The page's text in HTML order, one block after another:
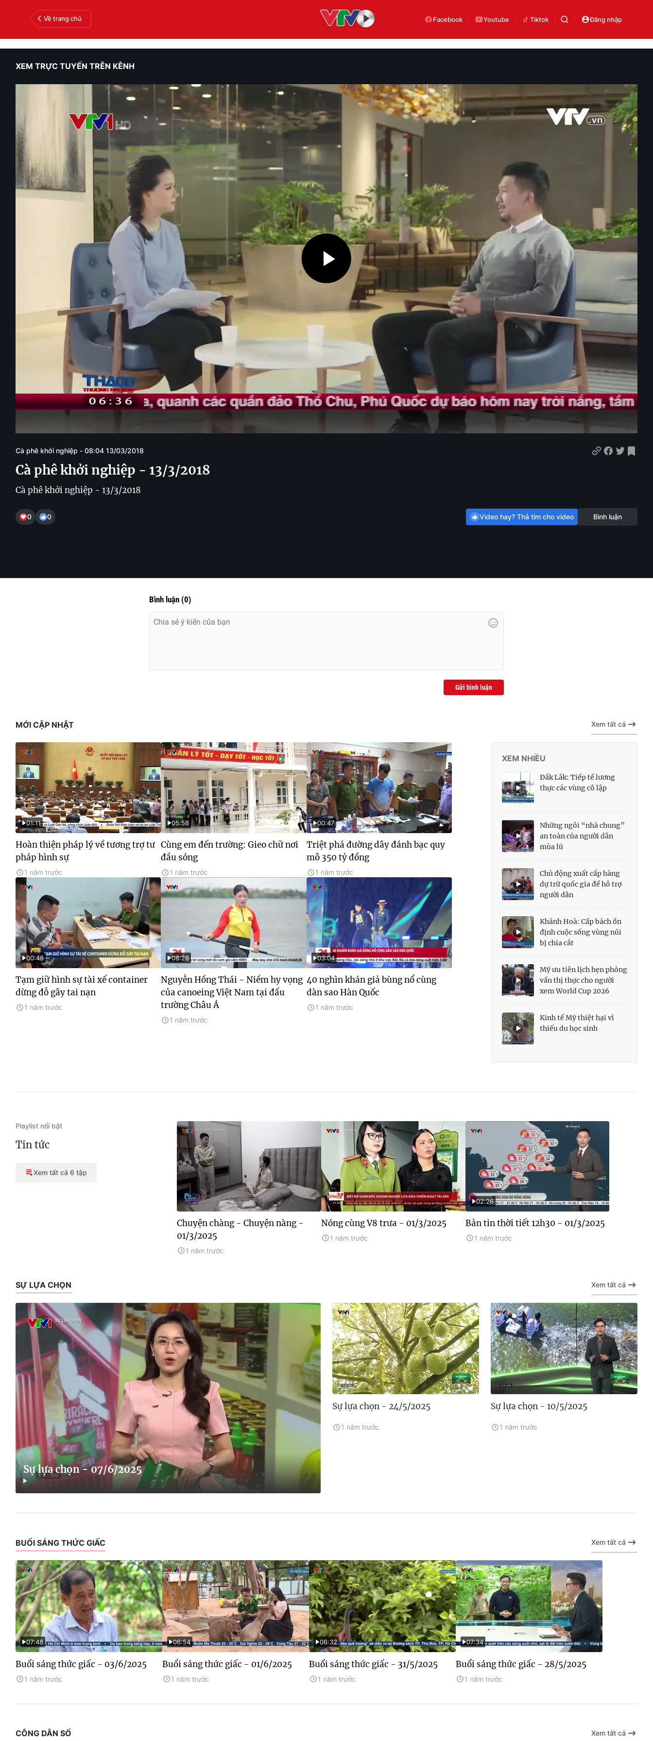
Về trang chủ Facebook Youtube Tiktok Đăng nhập
XEM TRỰC TUYẾN TRÊN KÊNH
Cà phê khởi nghiệp - 08:04 13/03/2018
Cà phê khởi nghiệp - 13/3/2018
Cà phê khởi nghiệp - 13/3/2018
0 0 Video hay? Thả tim cho video Bình luận
Bình luận (0)
Gửi bình luận
MỚI CẬP NHẬT Xem tất cả
01:11
Hoàn thiện pháp lý về tương trợ tư
pháp hình sự
1 năm trước
05:58
Cùng em đến trường: Gieo chữ nơi
đầu sóng
1 năm trước
00:47
Triệt phá đường dây đánh bạc quy
mô 350 tỷ đồng
1 năm trước
00:48
Tạm giữ hình sự tài xế container
dừng đỗ gây tai nạn
1 năm trước
08:28
Nguyễn Hồng Thái - Niềm hy vọng
của canoeing Việt Nam tại đấu
trường Châu Á
1 năm trước
03:04
40 nghìn khán giả bùng nổ cùng
dàn sao Hàn Quốc
1 năm trước
XEM NHIỀU
Đắk Lắk: Tiếp tế lương
thực các vùng cô lập
Những ngôi “nhà chung”
an toàn của người dân
mùa lũ
Chủ động xuất cấp hàng
dự trữ quốc gia để hỗ trợ
người dân
Khánh Hoà: Cấp bách ổn
định cuộc sống vùng núi
bị chia cắt
Mỹ ưu tiên lịch hẹn phỏng
vấn thị thực cho người
xem World Cup 2026
Kinh tế Mỹ thiệt hại vì
thiếu du học sinh
Playlist nổi bật
Tin tức
Xem tất cả 6 tập
Chuyện chàng - Chuyện nàng -
01/3/2025
1 năm trước
Nóng cùng V8 trưa - 01/3/2025
1 năm trước
02:26
Bản tin thời tiết 12h30 - 01/3/2025
1 năm trước
SỰ LỰA CHỌN Xem tất cả
Sự lựa chọn - 07/6/2025
Sự lựa chọn - 24/5/2025
1 năm trước
Sự lựa chọn - 10/5/2025
1 năm trước
BUỔI SÁNG THỨC GIẤC Xem tất cả
07:48
Buổi sáng thức giấc - 03/6/2025
1 năm trước
06:54
Buổi sáng thức giấc - 01/6/2025
1 năm trước
06:32
Buổi sáng thức giấc - 31/5/2025
1 năm trước
07:34
Buổi sáng thức giấc - 28/5/2025
1 năm trước
CÔNG DÂN SỐ Xem tất cả